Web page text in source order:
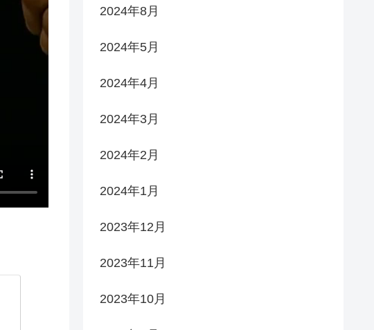
2024年8月
2024年5月
2024年4月
2024年3月
2024年2月
2024年1月
2023年12月
2023年11月
2023年10月